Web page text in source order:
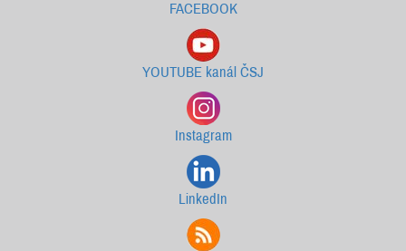
FACEBOOK
YOUTUBE kanál ČSJ
Instagram
LinkedIn